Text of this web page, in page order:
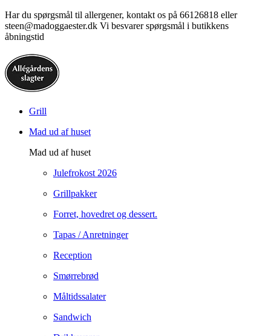
Har du spørgsmål til allergener, kontakt os på 66126818 eller
steen@madoggaester.dk Vi besvarer spørgsmål i butikkens
åbningstid
Grill
Mad ud af huset
Mad ud af huset
Julefrokost 2026
Grillpakker
Forret, hovedret og dessert.
Tapas / Anretninger
Reception
Smørrebrød
Måltidssalater
Sandwich